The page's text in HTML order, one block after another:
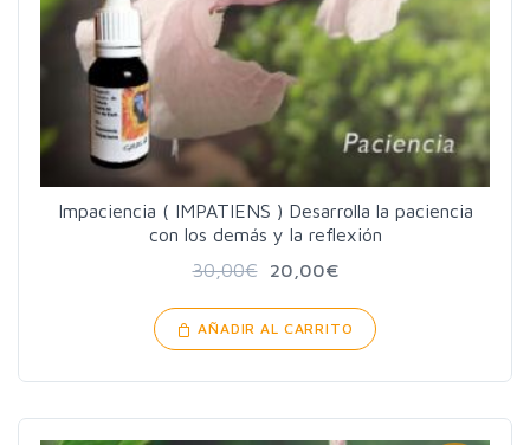
Impaciencia ( IMPATIENS ) Desarrolla la paciencia
con los demás y la reflexión
30,00€ 20,00€
AÑADIR AL CARRITO